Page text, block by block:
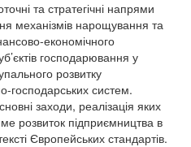
та стратегічні напрями
механізмів нарощування та
економічного
господарювання у
розвитку
господарських систем.
заходи, реалізація яких
розвиток підприємництва в
Європейських стандартів.